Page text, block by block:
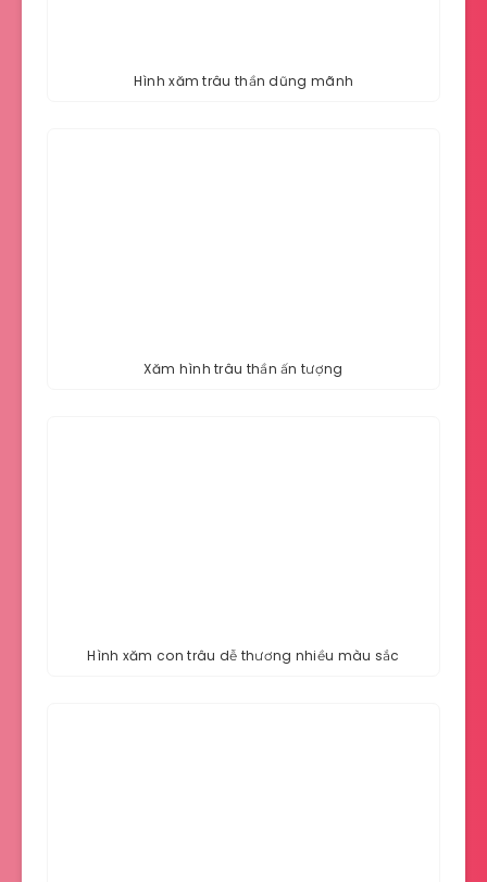
Hình xăm trâu thần dũng mãnh
Xăm hình trâu thần ấn tượng
Hình xăm con trâu dễ thương nhiều màu sắc